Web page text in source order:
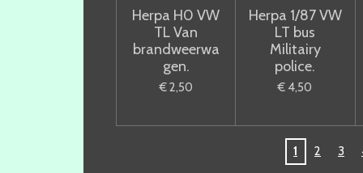
Herpa H0 VW
TL Van
brandweerwa
gen.
€ 2,50
Herpa 1/87 VW
LT bus
Militairy
police.
€ 4,50
1 2 3